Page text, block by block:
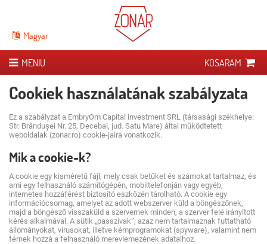
Magyar
MENIU
KOSARAM
ZONAR-RÓL
Mi a Zonar?
Zonar kontra szimpla savó
Iuga, a Zonar mögötti ember
Mit jelent
Kúranapló
A kúra kézikönyve
​TANULMÁNYOK
Tudományos kutatások
Publikációk
Elemzési közlemények
Szaki egyuttmüködők
TAPASZTALATOK
ÜZLET
Cookiek használatának szabályzata
Ez a szabályzat a EmbryOm Capital investment SRL (társasági székhelye:
Str. Brândușei Nr. 25, Decebal, jud. Satu Mare) által működtetett
weboldalak (zonar.ro) cookie-jaira vonatkozik.
Mik a cookie-k?
A cookie egy kisméretű fájl, mely csak betűket és számokat tartalmaz, és
ami egy felhasználó számítógépén, mobiltelefonján vagy egyéb,
internetes hozzáférést biztosító eszközén tárolható. A cookie egy
információcsomag, amelyet az adott webszerver küld a böngészőnek,
majd a böngésző visszaküld a szervernek minden, a szerver felé irányított
kérés alkalmával. A sütik „passzívak”, azaz nem tartalmaznak futtatható
állományokat, vírusokat, illetve kémprogramokat (spyware), valamint nem
férnek hozzá a felhasználó merevlemezének adataihoz.